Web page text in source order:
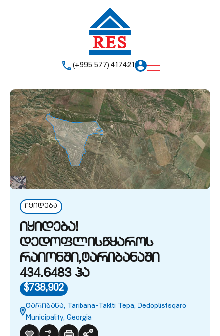
(+995 577) 417421
იყიდება
იყიდება!
დედოფლისწყაროს
რაიონში,ტარიბანაში
434.6483 ჰა
$738,902
ტარიბანა, Taribana-Taklti Tepa, Dedoplistsqaro
Municipality, Georgia